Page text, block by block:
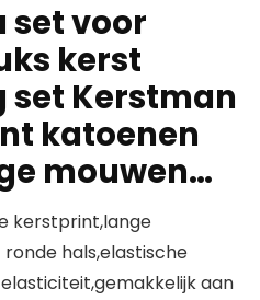
set voor
kerst
Kerstman
katoenen
mouwen…
kerstprint,lange
hals,elastische
aan